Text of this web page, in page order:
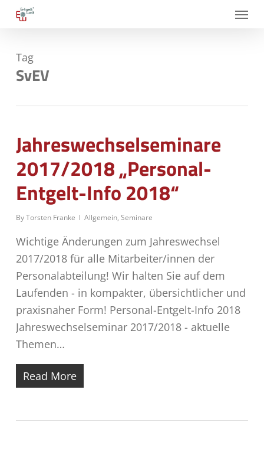
Skip
content
Menu
Tag
SvEV
Jahreswechselseminare
2017/2018 „Personal-
Entgelt-Info 2018“
ByTorsten Franke Allgemein, Seminare
Wichtige Änderungen zum Jahreswechsel
2017/2018 für alle Mitarbeiter/innen der
Personalabteilung! Wir halten Sie auf dem
Laufenden - in kompakter, übersichtlicher und
praxisnaher Form! Personal-Entgelt-Info 2018
Jahreswechselseminar 2017/2018 - aktuelle
Themen…
Read More